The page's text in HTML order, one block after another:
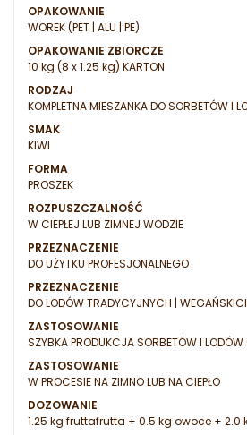
OPAKOWANIE
WOREK (PET | ALU | PE)
OPAKOWANIE ZBIORCZE
10 kg (8 x 1.25 kg) KARTON
RODZAJ
KOMPLETNA MIESZANKA DO SORBETÓW I
SMAK
KIWI
FORMA
PROSZEK
ROZPUSZCZALNOŚĆ
W CIEPŁEJ LUB ZIMNEJ WODZIE
PRZEZNACZENIE
DO UŻYTKU PROFESJONALNEGO
PRZEZNACZENIE
DO LODÓW TRADYCYJNYCH |
ZASTOSOWANIE
SZYBKA PRODUKCJA SORBETÓW I
ZASTOSOWANIE
W PROCESIE NA ZIMNO LUB NA CIEPŁO
DOZOWANIE
1.25 kg fruttafrutta + 0.5 kg owoce + 2.0